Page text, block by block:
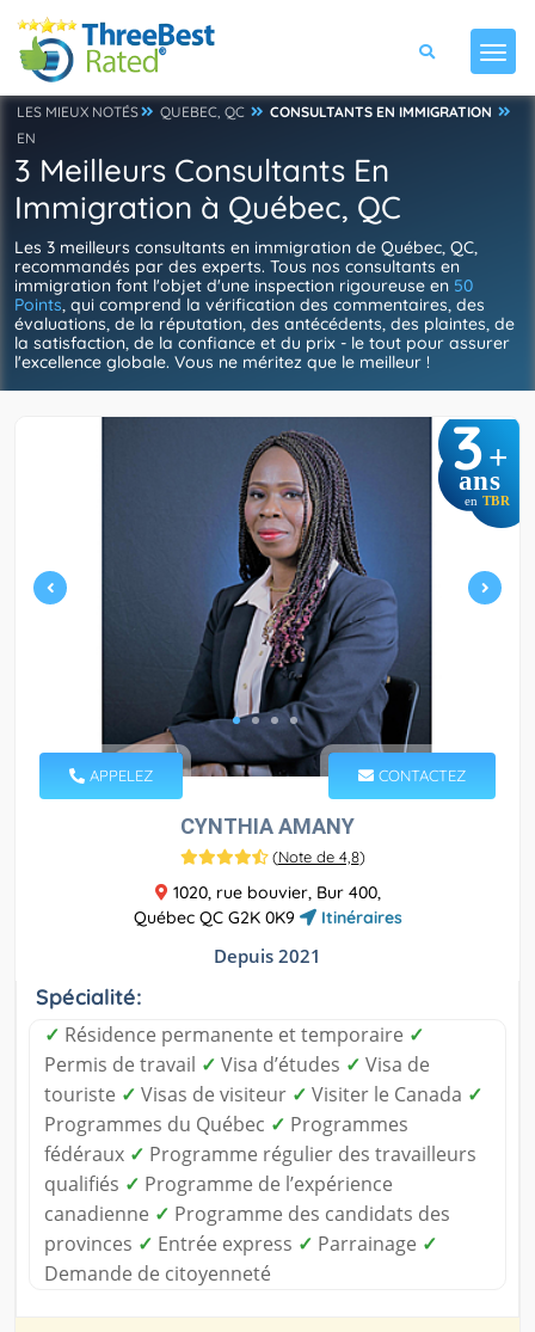
LES MIEUX NOTÉS QUEBEC, QC
CONSULTANTS EN IMMIGRATION
EN
3 Meilleurs Consultants En
Immigration à Québec, QC
Les 3 meilleurs consultants en immigration de Québec, QC,
recommandés par des experts. Tous nos consultants en
immigration font l'objet d'une inspection rigoureuse en 50
Points, qui comprend la vérification des commentaires, des
évaluations, de la réputation, des antécédents, des plaintes, de
la satisfaction, de la confiance et du prix - le tout pour assurer
l'excellence globale. Vous ne méritez que le meilleur !
3+
ans
en TBR
APPELEZ CONTACTEZ
CYNTHIA AMANY
(Note de 4,8)
1020, rue bouvier, Bur 400,
Québec QC G2K 0K9
Itinéraires
Depuis 2021
Spécialité:
✓ Résidence permanente et temporaire ✓
Permis de travail ✓ Visa d’études ✓ Visa de
touriste ✓ Visas de visiteur ✓ Visiter le Canada ✓
Programmes du Québec ✓ Programmes
fédéraux ✓ Programme régulier des travailleurs
qualifiés ✓ Programme de l’expérience
canadienne ✓ Programme des candidats des
provinces ✓ Entrée express ✓ Parrainage ✓
Demande de citoyenneté